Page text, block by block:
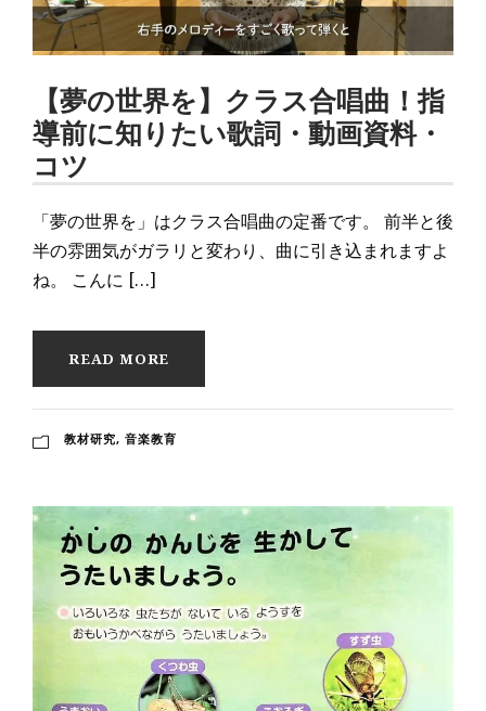
【夢の世界を】クラス合唱曲！指
導前に知りたい歌詞・動画資料・
コツ
「夢の世界を」はクラス合唱曲の定番です。 前半と後
半の雰囲気がガラリと変わり、曲に引き込まれますよ
ね。 こんに […]
READ MORE
教材研究, 音楽教育